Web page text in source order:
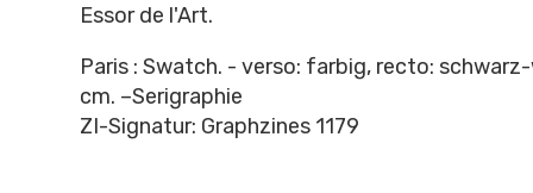
Essor de l'Art.
Paris : Swatch. - verso: farbig, recto:
cm. –Serigraphie
ZI-Signatur: Graphzines 1179